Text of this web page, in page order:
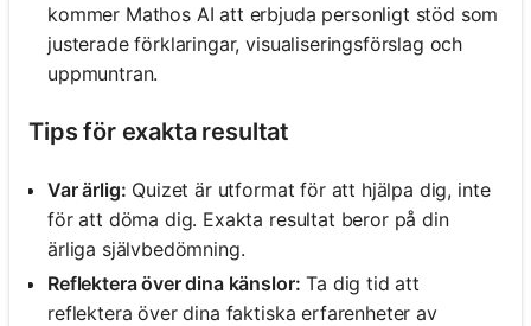
kommer Mathos AI att erbjuda personligt stöd som
justerade förklaringar, visualiseringsförslag och
uppmuntran.
Tips för exakta resultat
Var ärlig: Quizet är utformat för att hjälpa dig, inte
för att döma dig. Exakta resultat beror på din
ärliga självbedömning.
Reflektera över dina känslor: Ta dig tid att
reflektera över dina faktiska erfarenheter av